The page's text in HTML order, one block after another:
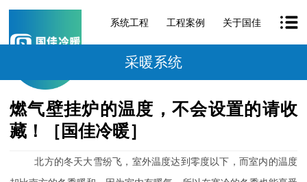
系统工程 工程案例 关于国佳
采暖系统
燃气壁挂炉的温度，不会设置的请收
藏！［国佳冷暖］
北方的冬天大雪纷飞，室外温度达到零度以下，而室内的温度